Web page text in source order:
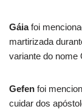
Gáiafoi
martirizada
variante do nome
Gefen foi
cuidar dos